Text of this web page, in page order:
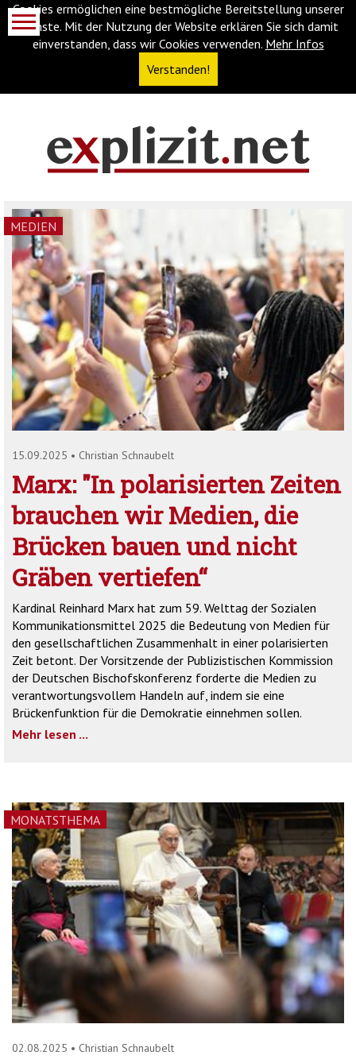
Cookies ermöglichen eine bestmögliche Bereitstellung unserer
Dienste. Mit der Nutzung der Website erklären Sie sich damit
einverstanden, dass wir Cookies verwenden. Mehr Infos
Verstanden!
(Accesskey
'1')Zur
Navigation
springen
(Accesskey
'3')Zur
Suche
springen
(Accesskey
'2')
MEDIEN
15.09.2025 • Christian Schnaubelt
Marx: "In polarisierten Zeiten
brauchen wir Medien, die
Brücken bauen und nicht
Gräben vertiefen“
Kardinal Reinhard Marx hat zum 59. Welttag der Sozialen
Kommunikationsmittel 2025 die Bedeutung von Medien für
den gesellschaftlichen Zusammenhalt in einer polarisierten
Zeit betont. Der Vorsitzende der Publizistischen Kommission
der Deutschen Bischofskonferenz forderte die Medien zu
verantwortungsvollem Handeln auf, indem sie eine
Brückenfunktion für die Demokratie einnehmen sollen.
Mehr lesen ...
MONATSTHEMA
02.08.2025 • Christian Schnaubelt